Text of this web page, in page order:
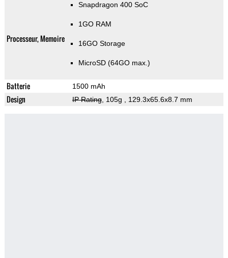
Processeur, Memoire
Snapdragon 400 SoC
1GO RAM
16GO Storage
MicroSD (64GO max.)
Batterie 1500 mAh
Design IP Rating, 105g , 129.3x65.6x8.7 mm